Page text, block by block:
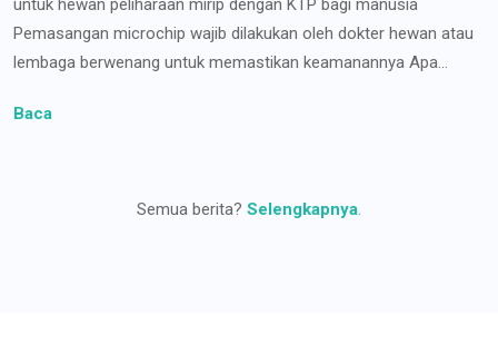
Pemasangan microchip wajib dilakukan oleh dokter hewan atau
lembaga berwenang untuk memastikan keamanannya Apa...
Baca
Semua berita? Selengkapnya